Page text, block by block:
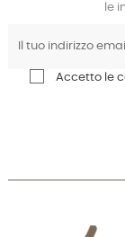
le
Accetto le